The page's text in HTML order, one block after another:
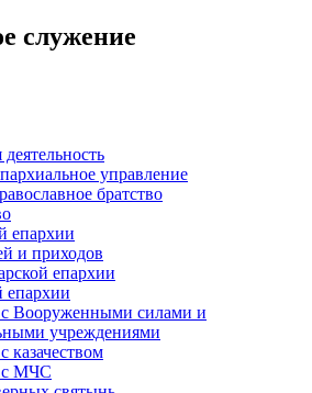
служение
управление
братство
епархии
и приходов
епархии
епархии
с Вооруженными силами и
учреждениями
казачеством
с МЧС